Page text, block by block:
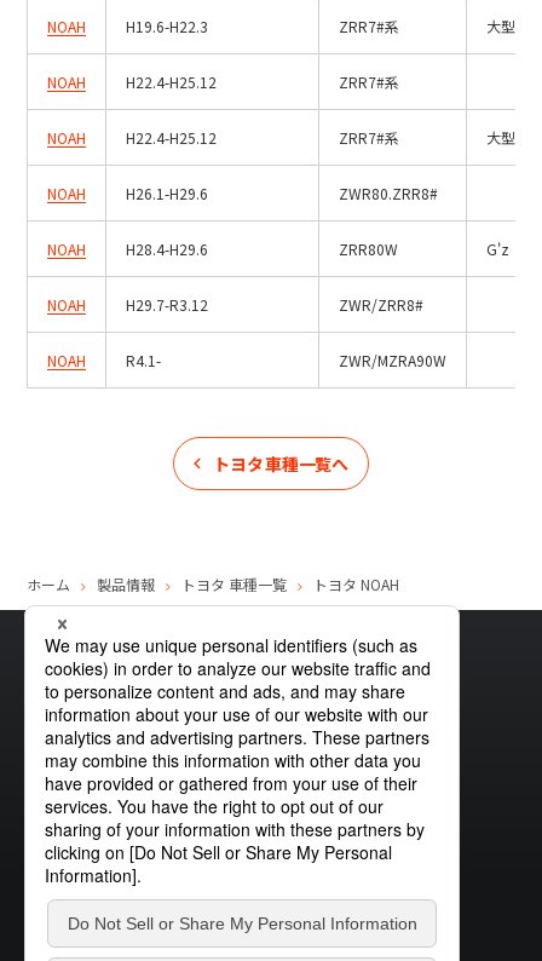
NOAH H19.6-H22.3 ZRR7#系 大型ル
NOAH H22.4-H25.12 ZRR7#系
NOAH H22.4-H25.12 ZRR7#系 大型ル
NOAH H26.1-H29.6 ZWR80.ZRR8#
NOAH H28.4-H29.6 ZRR80W G'z
NOAH H29.7-R3.12 ZWR/ZRR8#
NOAH R4.1- ZWR/MZRA90W
トヨタ車種一覧へ
ホーム 製品情報 トヨタ 車種一覧 トヨタ NOAH
サイトマップ グローバルプライバシーポリシー
クッキーポリシーサイトポリシーお問い合わせ